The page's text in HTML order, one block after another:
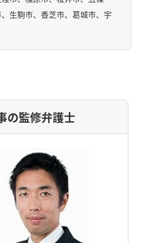
生駒市、香芝市、葛城市、宇
の監修弁護士